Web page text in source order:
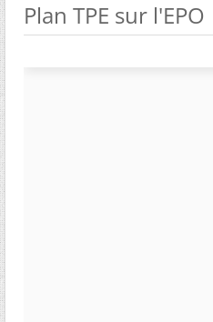
Plan TPE sur l'EPO